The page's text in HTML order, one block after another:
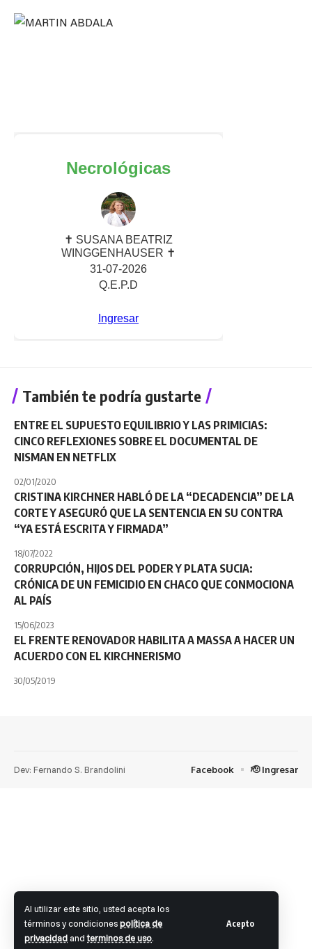
Al utilizar este sitio, usted acepta los
términos y condicionespolítica de
privacidad andterminos de uso.
Acepto
También te podría gustarte
ENTRE EL SUPUESTO EQUILIBRIO Y LAS PRIMICIAS:
CINCO REFLEXIONES SOBRE EL DOCUMENTAL DE
NISMAN EN NETFLIX
02/01/2020
CRISTINA KIRCHNER HABLÓ DE LA “DECADENCIA” DE LA
CORTE Y ASEGURÓ QUE LA SENTENCIA EN SU CONTRA
“YA ESTÁ ESCRITA Y FIRMADA”
18/07/2022
CORRUPCIÓN, HIJOS DEL PODER Y PLATA SUCIA:
CRÓNICA DE UN FEMICIDIO EN CHACO QUE CONMOCIONA
AL PAÍS
15/06/2023
EL FRENTE RENOVADOR HABILITA A MASSA A HACER UN
ACUERDO CON EL KIRCHNERISMO
30/05/2019
Dev: Fernando S. Brandolini Facebook 🫡 Ingresar